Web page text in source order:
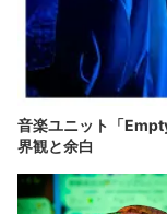
音楽ユニット「
界観と余白